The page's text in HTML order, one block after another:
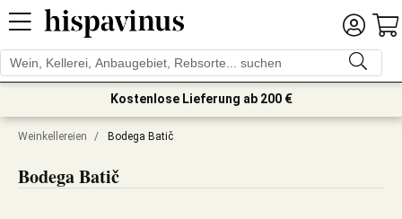
Kostenlose Lieferung ab 200 €
Weinkellereien / Bodega Batič
Bodega Batič